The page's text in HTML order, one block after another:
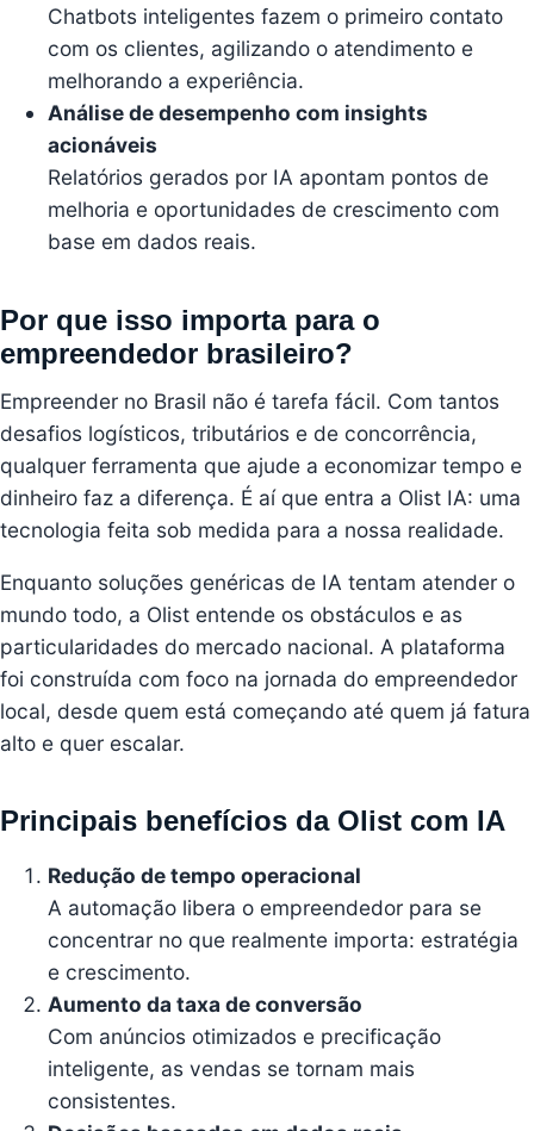
Chatbots inteligentes fazem o primeiro contato
com os clientes, agilizando o atendimento e
melhorando a experiência.
Análise de desempenho com insights
acionáveis
Relatórios gerados por IA apontam pontos de
melhoria e oportunidades de crescimento com
base em dados reais.
Por que isso importa para o
empreendedor brasileiro?
Empreender no Brasil não é tarefa fácil. Com tantos
desafios logísticos, tributários e de concorrência,
qualquer ferramenta que ajude a economizar tempo e
dinheiro faz a diferença. É aí que entra a Olist IA: uma
tecnologia feita sob medida para a nossa realidade.
Enquanto soluções genéricas de IA tentam atender o
mundo todo, a Olist entende os obstáculos e as
particularidades do mercado nacional. A plataforma
foi construída com foco na jornada do empreendedor
local, desde quem está começando até quem já fatura
alto e quer escalar.
Principais benefícios da Olist com IA
Redução de tempo operacional
A automação libera o empreendedor para se
concentrar no que realmente importa: estratégia
e crescimento.
Aumento da taxa de conversão
Com anúncios otimizados e precificação
inteligente, as vendas se tornam mais
consistentes.